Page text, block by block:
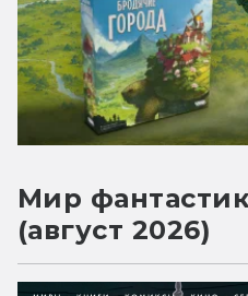
Мир
(август 2026)